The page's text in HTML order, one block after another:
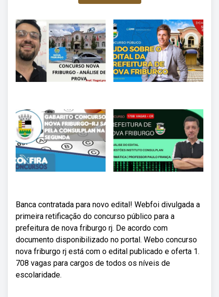
Banca contratada para novo edital! Webfoi divulgada a
primeira retificação do concurso público para a
prefeitura de nova friburgo rj. De acordo com
documento disponibilizado no portal. Webo concurso
nova friburgo rj está com o edital publicado e oferta 1.
708 vagas para cargos de todos os níveis de
escolaridade.